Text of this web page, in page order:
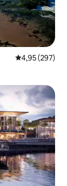
Средна
4,95 (297)